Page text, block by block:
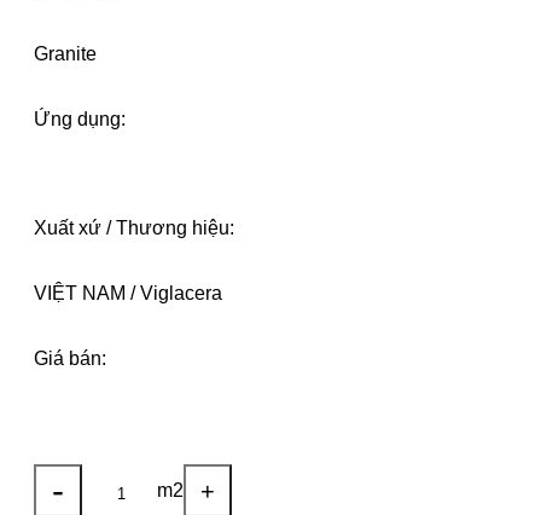
Granite
Ứng dụng:
Xuất xứ / Thương hiệu:
VIỆT NAM / Viglacera
Giá bán:
- m2 +